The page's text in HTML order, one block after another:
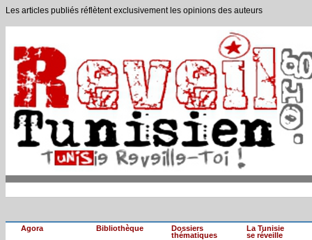
Les articles publiés réflètent exclusivement les opinions des auteurs
Agora Bibliothèque
Dossiers
thématiques
La Tunisie
se réveille